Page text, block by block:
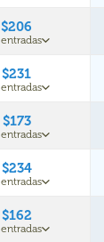
$206
$231
$173
$234
$162